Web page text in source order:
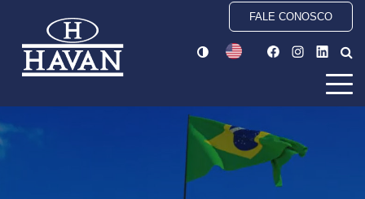
FALE CONOSCO